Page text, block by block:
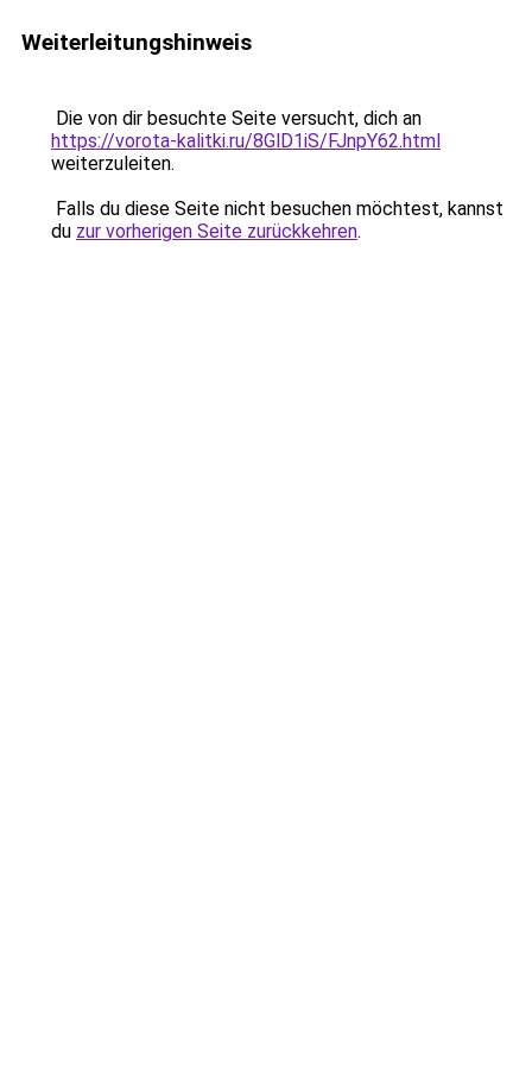
Weiterleitungshinweis
Die von dir besuchte Seite versucht, dich an
https://vorota-kalitki.ru/8GlD1iS/FJnpY62.html
weiterzuleiten.
Falls du diese Seite nicht besuchen möchtest, kannst
du zur vorherigen Seite zurückkehren.